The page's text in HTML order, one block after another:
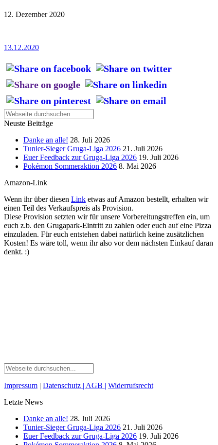
12. Dezember 2020
13.12.2020
Neuste Beiträge
Danke an alle! 28. Juli 2026
Tunier-Sieger Gruga-Liga 2026 21. Juli 2026
Euer Feedback zur Gruga-Liga 2026 19. Juli 2026
Pokémon Sommeraktion 2026 8. Mai 2026
Amazon-Link
Wenn ihr über diesen Link etwas auf Amazon bestellt, erhalten wir
einen Teil des Verkaufspreis als Provision.
Diese Provision setzten wir für unsere Vorbereitungstreffen ein, um
euch z.b. den Grugapark-Eintritt zu zahlen oder euch auf eine Pizza
einzuladen. Für euch entstehen dabei natürlich keine zusätzlichen
Kosten! Es wäre toll, wenn ihr also vor dem nächsten Einkauf daran
denkt. :)
Impressum | Datenschutz | AGB | Widerrufsrecht
Letzte News
Danke an alle! 28. Juli 2026
Tunier-Sieger Gruga-Liga 2026 21. Juli 2026
Euer Feedback zur Gruga-Liga 2026 19. Juli 2026